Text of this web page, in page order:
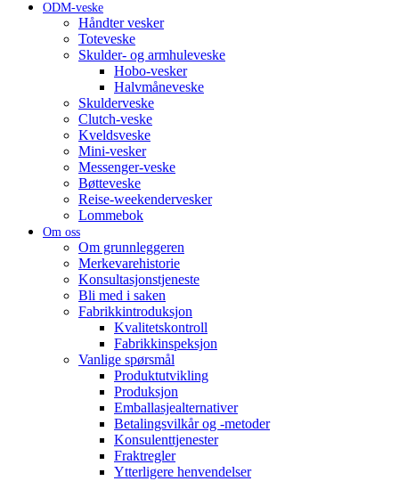
ODM-veske
Håndter vesker
Toteveske
Skulder- og armhuleveske
Hobo-vesker
Halvmåneveske
Skulderveske
Clutch-veske
Kveldsveske
Mini-vesker
Messenger-veske
Bøtteveske
Reise-weekendervesker
Lommebok
Om oss
Om grunnleggeren
Merkevarehistorie
Konsultasjonstjeneste
Bli med i saken
Fabrikkintroduksjon
Kvalitetskontroll
Fabrikkinspeksjon
Vanlige spørsmål
Produktutvikling
Produksjon
Emballasjealternativer
Betalingsvilkår og -metoder
Konsulenttjenester
Fraktregler
Ytterligere henvendelser